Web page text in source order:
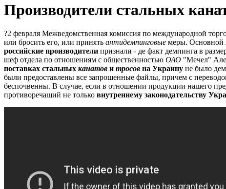
Производители стальных
?2 февраля Межведомственная комиссия по международной
или бросить его, или принять антидемпинговые меры. Основной
российские производители признали - де факт демпинга в
шеф отдела по отношениям с общественностью ОАО "Мечел"
поставках стальных канатов и тросов на Украину не было
были предоставлены все запрошенные файлы, причем с
беспочвенны. В случае, если в отношении продукции нашего
противоречащий не только внутреннему законодательству